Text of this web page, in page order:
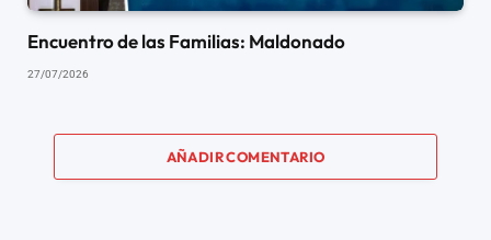
Encuentro de las Familias: Maldonado
27/07/2026
AÑADIR COMENTARIO